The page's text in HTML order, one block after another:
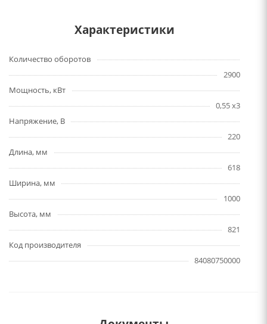
Характеристики
Количество оборотов
2900
Мощность, кВт
0,55 x3
Напряжение, В
220
Длина, мм
618
Ширина, мм
1000
Высота, мм
821
Код производителя
84080750000